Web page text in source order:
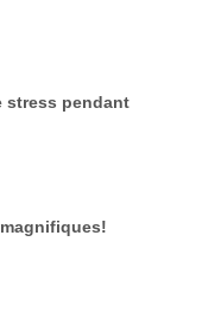
stress pendant